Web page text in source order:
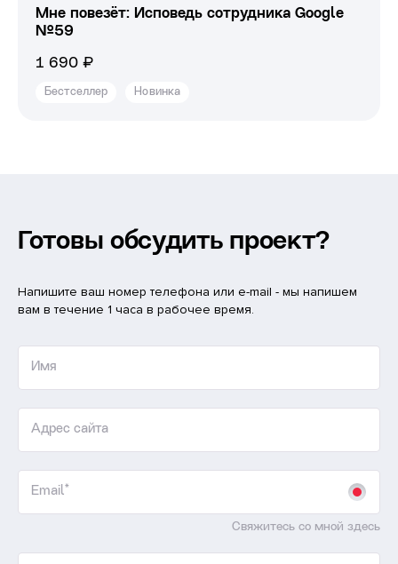
Мне повезёт: Исповедь сотрудника Google
№59
1 690 ₽
Бестселлер Новинка
Готовы обсудить проект?
Напишите ваш номер телефона или e-mail - мы напишем
вам в течение 1 часа в рабочее время.
Имя
Адрес сайта
Email*
Свяжитесь со мной здесь